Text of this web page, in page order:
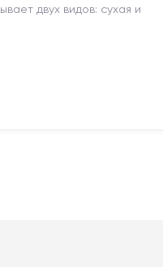
двух видов: сухая и